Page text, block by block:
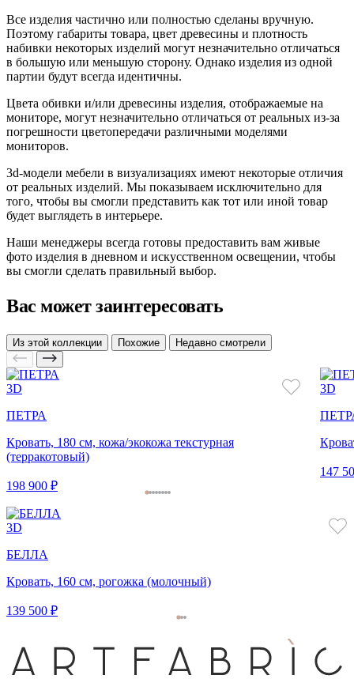
Все изделия частично или полностью сделаны вручную.
Поэтому габариты товара, цвет древесины и плотность
набивки некоторых изделий могут незначительно отличаться
в большую или меньшую сторону. Однако изделия из одной
партии будут всегда идентичны.
Цвета обивки и/или древесины изделия, отображаемые на
мониторе, могут незначительно отличаться от реальных из-за
погрешности цветопередачи различными моделями
мониторов.
3d-модели мебели в визуализациях имеют некоторые отличия
от реальных изделий. Мы показываем исключительно для
того, чтобы вы смогли представить как тот или иной товар
будет выглядеть в интерьере.
Наши менеджеры всегда готовы предоставить вам живые
фото изделия в дневном и искусственном освещении, чтобы
вы смогли сделать правильный выбор.
Вас может заинтересовать
Из этой коллекции Похожие Недавно смотрели
3D
ПЕТРА
Кровать, 180 см, кожа/экокожа текстурная
(терракотовый)
198 900 ₽
3D
147
3D
БЕЛЛА
Кровать, 160 см, рогожка (молочный)
139 500 ₽